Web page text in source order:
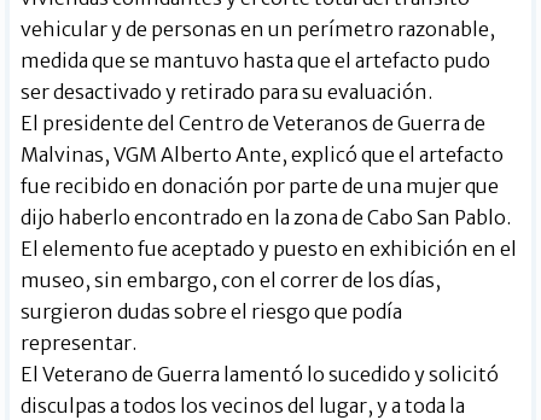
vehicular y de personas en un perímetro razonable,
medida que se mantuvo hasta que el artefacto pudo
ser desactivado y retirado para su evaluación.
El presidente del Centro de Veteranos de Guerra de
Malvinas, VGM Alberto Ante, explicó que el artefacto
fue recibido en donación por parte de una mujer que
dijo haberlo encontrado en la zona de Cabo San Pablo.
El elemento fue aceptado y puesto en exhibición en el
museo, sin embargo, con el correr de los días,
surgieron dudas sobre el riesgo que podía
representar.
El Veterano de Guerra lamentó lo sucedido y solicitó
disculpas a todos los vecinos del lugar, y a toda la